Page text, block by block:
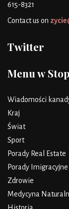
615-8321
Contact us on
Twitter
Menu w
Wiadomości
Kraj
Świat
Sport
Porady Real Estate
Porady Imigracyjne
Zdrowie
Medycyna